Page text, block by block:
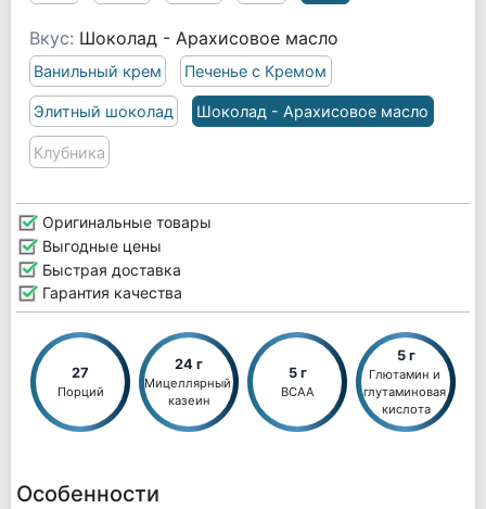
Вкус: Шоколад - Арахисовое масло
Ванильный крем Печенье с Кремом
Элитный шоколад Шоколад - Арахисовое масло
Клубника
Оригинальные товары
Выгодные цены
Быстрая доставка
Гарантия качества
27
Порций
24 г
Мицеллярный
казеин
5 г
ВСАА
5 г
Глютамин и
глутаминовая
кислота
Особенности